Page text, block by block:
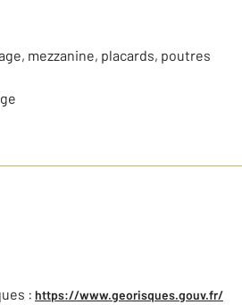
mezzanine, placards, poutres
: https://www.georisques.gouv.fr/